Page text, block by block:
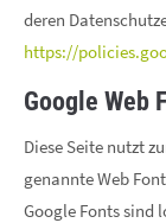
deren
https://
Google Web
Diese Seite nutzt
genannte Web
Google Fonts sind